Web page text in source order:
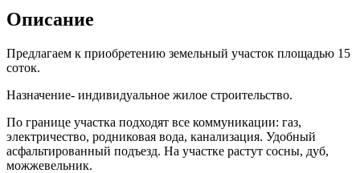
Описание
Предлагаем к приобретению земельный участок площадью 15
соток.
Назначение- индивидуальное жилое строительство.
По границе участка подходят все коммуникации: газ,
электричество, родниковая вода, канализация. Удобный
асфальтированный подъезд. На участке растут сосны, дуб,
можжевельник.